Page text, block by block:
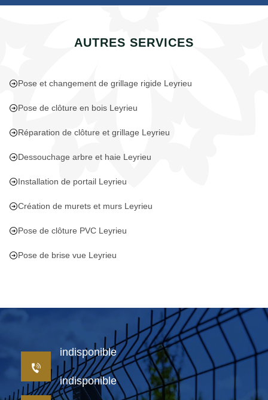
AUTRES SERVICES
Pose et changement de grillage rigide Leyrieu
Pose de clôture en bois Leyrieu
Réparation de clôture et grillage Leyrieu
Dessouchage arbre et haie Leyrieu
Installation de portail Leyrieu
Création de murets et murs Leyrieu
Pose de clôture PVC Leyrieu
Pose de brise vue Leyrieu
indisponible
indisponible